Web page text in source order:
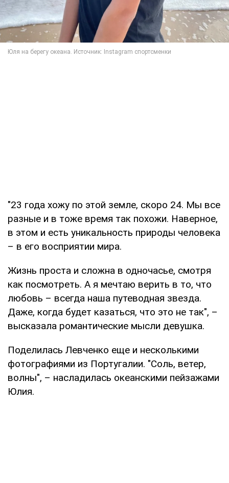
"23 года хожу по этой земле, скоро 24. Мы все
разные и в тоже время так похожи. Наверное,
в этом и есть уникальность природы человека
– в его восприятии мира.
Жизнь проста и сложна в одночасье, смотря
как посмотреть. А я мечтаю верить в то, что
любовь – всегда наша путеводная звезда.
Даже, когда будет казаться, что это не так", –
высказала романтические мысли девушка.
Поделилась Левченко еще и несколькими
фотографиями из Португалии. "Соль, ветер,
волны", – насладилась океанскими пейзажами
Юлия.